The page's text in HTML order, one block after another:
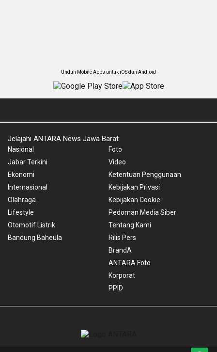
Unduh Mobile Apps untuk iOS dan Android
Jelajahi ANTARA News Jawa Barat
Nasional
Jabar Terkini
Ekonomi
Internasional
Olahraga
Lifestyle
Otomotif Listrik
Bandung Baheula
Foto
Video
Ketentuan Penggunaan
Kebijakan Privasi
Kebijakan Cookie
Pedoman Media Siber
Tentang Kami
Rilis Pers
BrandA
ANTARA Foto
Korporat
PPID